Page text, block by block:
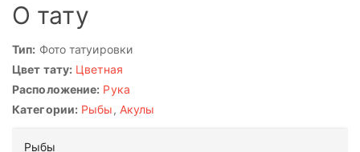
О тату
Тип: Фото татуировки
Цвет тату: Цветная
Расположение: Рука
Категории: Рыбы, Акулы
Рыбы